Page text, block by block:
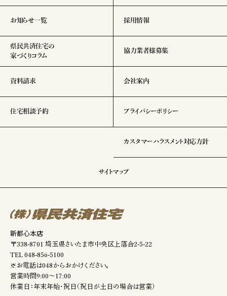
お知らせ一覧
県民共済住宅の
家づくりコラム
資料請求
住宅相談予約
採用情報
協力業者様募集
会社案内
プライバシーポリシー
カスタマーハラスメント対応方針
サイトマップ
新都心本店
〒338-8701 埼玉県さいたま市中央区上落合2-5-22
TEL 048-856-5100
※お電話は048からおかけください。
営業時間9:00～17:00
休業日：年末年始・祝日（祝日が土日の場合は営業）